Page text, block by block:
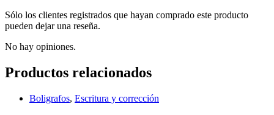
Sólo los clientes registrados que hayan comprado este producto
pueden dejar una reseña.
No hay opiniones.
Productos relacionados
Boligrafos, Escritura y corrección